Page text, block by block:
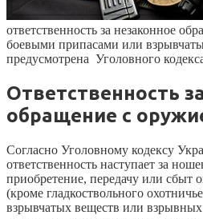
ответственность за незаконное
боевыми припасами или
предусмотрена Уголовного
Ответственность
обращение с
Согласно Уголовному кодексу
ответственность наступает за
приобретение, передачу или сбыт
(кроме гладкоствольного
взрывчатых веществ или взрывных